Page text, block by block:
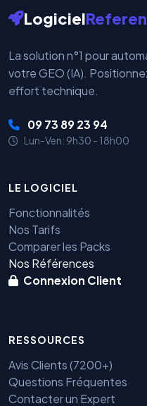
Logiciel
La solution n°1 pour
votre GEO (IA).
effort technique.
09 73 89 23 94
Lun-Ven: 9h30 - 18h00
LE LOGICIEL
Fonctionnalités
Nos Tarifs
Comparer les Packs
Nos Références
Connexion Client
RESSOURCES
Avis Clients (7200+)
Questions Fréquentes
Contacter un Expert